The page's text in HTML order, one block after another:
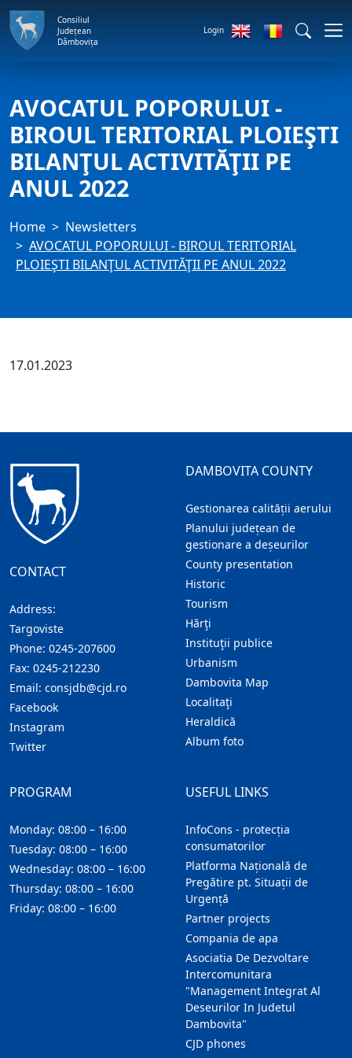
Consiliul
Județean
Dâmbovița
Login
AVOCATUL POPORULUI -
BIROUL TERITORIAL PLOIEŞTI
BILANŢUL ACTIVITĂŢII PE
ANUL 2022
Home
Newsletters
AVOCATUL POPORULUI - BIROUL TERITORIAL
PLOIEŞTI BILANŢUL ACTIVITĂŢII PE ANUL 2022
17.01.2023
CONTACT
Address:
Targoviste
Phone: 0245-207600
Fax: 0245-212230
Email: consjdb@cjd.ro
Facebook
Instagram
Twitter
DAMBOVITA COUNTY
Gestionarea calității aerului
Planului județean de
gestionare a deșeurilor
County presentation
Historic
Tourism
Hărţi
Instituţii publice
Urbanism
Dambovita Map
Localitaţi
Heraldică
Album foto
USEFUL LINKS
InfoCons - protecția
consumatorilor
Platforma Națională de
Pregătire pt. Situații de
Urgență
Partner projects
Compania de apa
Asociatia De Dezvoltare
Intercomunitara
"Management Integrat Al
Deseurilor In Judetul
Dambovita"
CJD phones
PROGRAM
Monday: 08:00 – 16:00
Tuesday: 08:00 – 16:00
Wednesday: 08:00 – 16:00
Thursday: 08:00 – 16:00
Friday: 08:00 – 16:00